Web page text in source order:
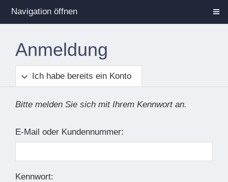
Navigation öffnen
Anmeldung
Ich habe bereits ein Konto
Bitte melden Sie sich mit Ihrem Kennwort an.
E-Mail oder Kundennummer:
Kennwort: